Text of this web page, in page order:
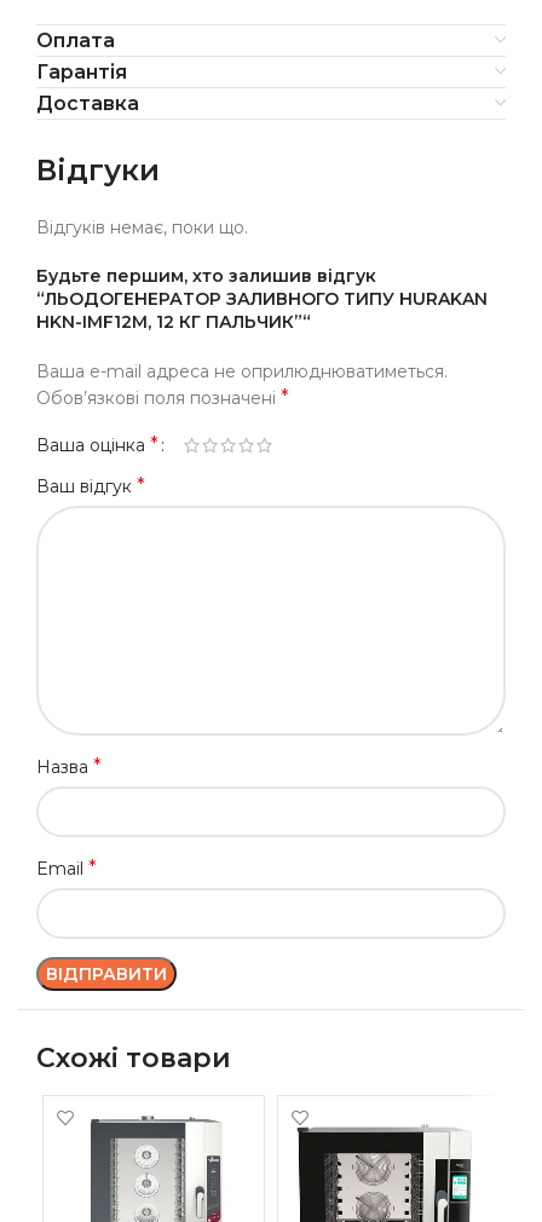
Оплата
Гарантія
Доставка
Відгуки
Відгуків немає, поки що.
Будьте першим, хто залишив відгук
“ЛЬОДОГЕНЕРАТОР ЗАЛИВНОГО ТИПУ HURAKAN
HKN-IMF12M, 12 КГ ПАЛЬЧИК”“
Ваша e-mail адреса не оприлюднюватиметься.
Обов’язкові поля позначені *
Ваша оцінка *
Ваш відгук *
Назва *
Email *
Схожі товари